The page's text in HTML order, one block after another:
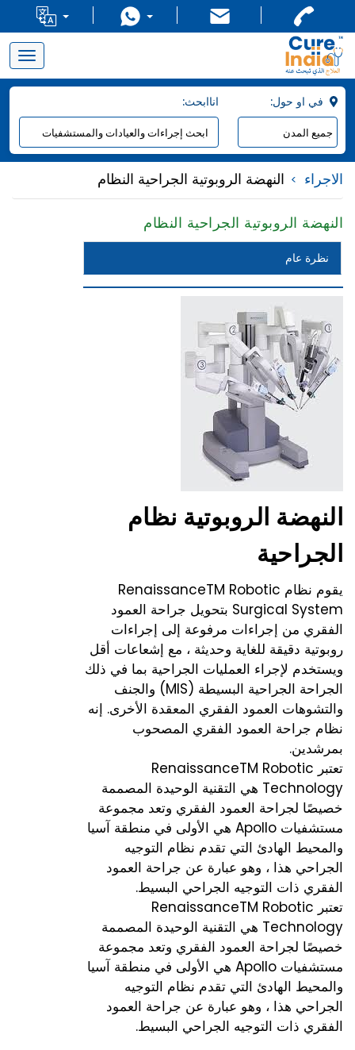
Toggle
navigation
:اناابحث
الاجراء النهضة الروبوتية الجراحية النظام
النهضة الروبوتية الجراحية النظام
نظرة عام
النهضة الروبوتية نظام
الجراحية
يقوم نظام RenaissanceTM Robotic
Surgical System بتحويل جراحة العمود
الفقري من إجراءات مرفوعة إلى إجراءات
روبوتية دقيقة للغاية وحديثة ، مع إشعاعات أقل
ويستخدم لإجراء العمليات الجراحية بما في ذلك
الجراحة الجراحية البسيطة (MIS) والجنف
والتشوهات العمود الفقري المعقدة الأخرى. إنه
نظام جراحة العمود الفقري المصحوب
بمرشدين.
تعتبر RenaissanceTM Robotic
Technology هي التقنية الوحيدة المصممة
خصيصًا لجراحة العمود الفقري وتعد مجموعة
مستشفيات Apollo هي الأولى في منطقة آسيا
والمحيط الهادئ التي تقدم نظام التوجيه
الجراحي هذا ، وهو عبارة عن جراحة العمود
الفقري ذات التوجيه الجراحي البسيط.
تعتبر RenaissanceTM Robotic
Technology هي التقنية الوحيدة المصممة
خصيصًا لجراحة العمود الفقري وتعد مجموعة
مستشفيات Apollo هي الأولى في منطقة آسيا
والمحيط الهادئ التي تقدم نظام التوجيه
الجراحي هذا ، وهو عبارة عن جراحة العمود
الفقري ذات التوجيه الجراحي البسيط.